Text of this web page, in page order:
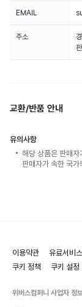
EMAIL
주소
교환/반품 안내
유의사항
해당 상품은 판매
판매자가 속한 국
이용약관 유료서비
쿠키 정책
쿠키 설정
위버스컴퍼니 사업자 정보